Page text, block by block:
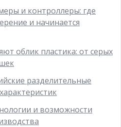
и контроллеры: где
и начинается
облик пластика: от серых
разделительные
и возможности